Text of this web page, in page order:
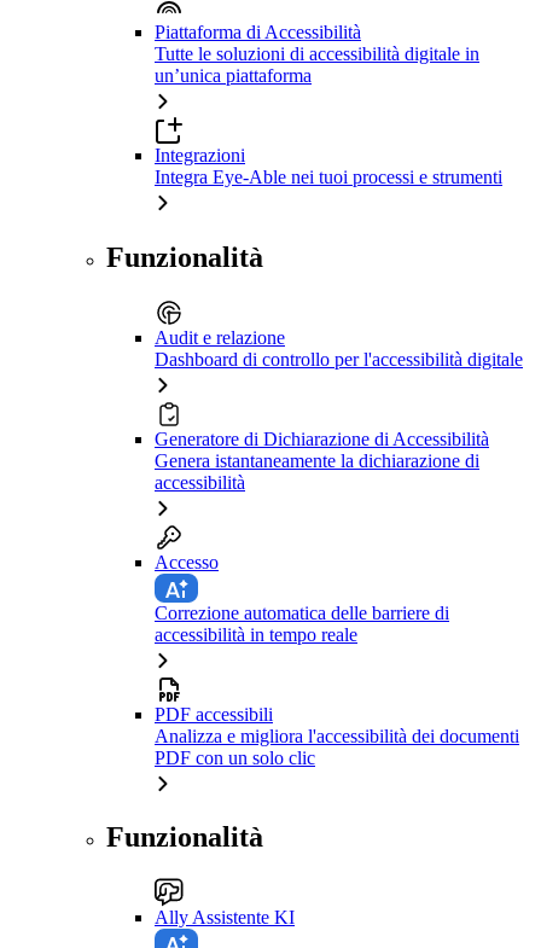
Piattaforma di Accessibilità
Tutte le soluzioni di accessibilità digitale in
un’unica piattaforma
Integrazioni
Integra Eye-Able nei tuoi processi e strumenti
Funzionalità
Audit e relazione
Dashboard di controllo per l'accessibilità digitale
Generatore di Dichiarazione di Accessibilità
Genera istantaneamente la dichiarazione di
accessibilità
Accesso
Correzione automatica delle barriere di
accessibilità in tempo reale
PDF accessibili
Analizza e migliora l'accessibilità dei documenti
PDF con un solo clic
Funzionalità
Ally Assistente KI